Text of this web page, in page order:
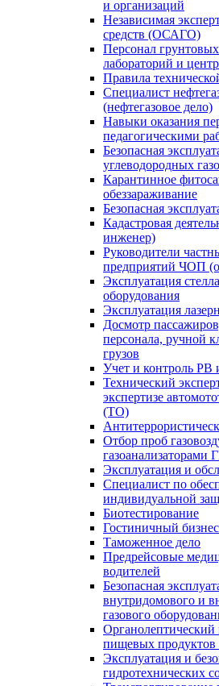
и организаций
Независимая
средств (ОСАГО)
Персонал
лабораторий и
Правила
Специалист
(нефтегазовое дело)
Навыки оказания
педагогическими
Безопасная
углеводородных
Карантинное
обеззараживание
Безопасная
Кадастровая
инженер)
Руководители
предприятий ЧОП
Эксплуатация
оборудования
Эксплуатация
Досмотр
персонала, ручной
грузов
Учет и контроль РВ
Технический
экспертизе
(ТО)
Отбор проб
газоанализаторами
Эксплуатация и
Специалист по
индивидуальной
Биотестирование
Гостиничный бизнес
Таможенное дело
Предрейсовые
водителей
Безопасная
внутридомового и
газового
Органолептический
пищевых продуктов
Эксплуатация и
гидротехнических